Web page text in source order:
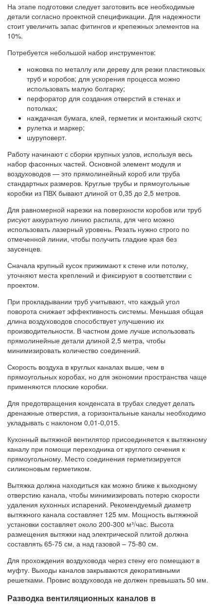
На этапе подготовки следует заготовить все необходимые
детали согласно проектной спецификации. Для надежности
стоит увеличить запас фитингов и крепежных элементов на
10%.
Потребуется небольшой набор инструментов:
ножовка по металлу или дереву для резки пластиковых
труб и коробов; для ускорения процесса можно
использовать малую болгарку;
перфоратор для создания отверстий в стенах и
потолках;
наждачная бумага, клей, герметик и монтажный скотч;
рулетка и маркер;
шуруповерт.
Работу начинают с сборки крупных узлов, используя весь
набор фасонных частей. Основной элемент модуля и
воздуховодов — это прямолинейный короб или труба
стандартных размеров. Круглые трубы и прямоугольные
коробки из ПВХ бывают длиной от 0,35 до 2,5 метров.
Для равномерной нарезки на поверхности коробов или труб
рисуют аккуратную линию распила, для чего можно
использовать лазерный уровень. Резать нужно строго по
отмеченной линии, чтобы получить гладкие края без
заусенцев.
Сначала крупный кусок прижимают к стене или потолку,
уточняют места креплений и фиксируют в соответствии с
проектом.
При прокладывании труб учитывают, что каждый угол
поворота снижает эффективность системы. Меньшая общая
длина воздуховодов способствует улучшению их
производительности. В частном доме лучше использовать
прямолинейные детали длиной 2,5 метра, чтобы
минимизировать количество соединений.
Скорость воздуха в круглых каналах выше, чем в
прямоугольных коробах, но для экономии пространства чаще
применяются плоские коробки.
Для предотвращения конденсата в трубах следует делать
дренажные отверстия, а горизонтальные каналы необходимо
укладывать с наклоном 0,01-0,015.
Кухонный вытяжной вентилятор присоединяется к вытяжному
каналу при помощи переходника от круглого сечения к
прямоугольному. Место соединения герметизируется
силиконовым герметиком.
Вытяжка должна находиться как можно ближе к выходному
отверстию канала, чтобы минимизировать потерю скорости
удаления кухонных испарений. Рекомендуемый диаметр
вытяжного канала составляет 125 мм. Мощность вытяжной
установки составляет около 200-300 м³/час. Высота
размещения вытяжки над электрической плитой должна
составлять 65-75 см, а над газовой – 75-80 см.
Для прохождения воздуховода через стену его помещают в
муфту. Выходы каналов закрываются декоративными
решетками. Провис воздуховода не должен превышать 50 мм.
Разводка вентиляционных каналов в